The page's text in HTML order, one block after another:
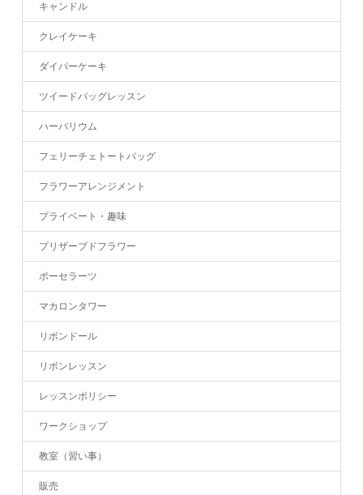
キャンドル
クレイケーキ
ダイパーケーキ
ツイードバッグレッスン
ハーバリウム
フェリーチェトートバッグ
フラワーアレンジメント
プライベート・趣味
プリザーブドフラワー
ポーセラーツ
マカロンタワー
リボンドール
リボンレッスン
レッスンポリシー
ワークショップ
教室（習い事）
販売